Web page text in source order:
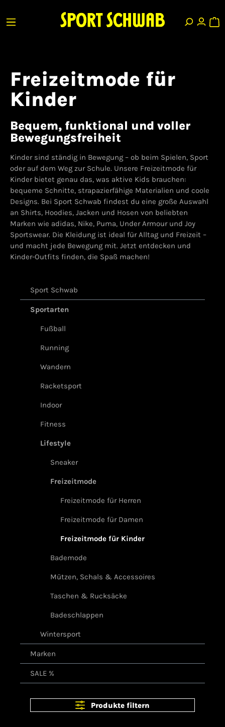
Freizeitmode für
Kinder
Bequem, funktional und voller
Bewegungsfreiheit
Kinder sind ständig in Bewegung – ob beim Spielen, Sport
oder auf dem Weg zur Schule. Unsere Freizeitmode für
Kinder bietet genau das, was aktive Kids brauchen:
bequeme Schnitte, strapazierfähige Materialien und coole
Designs. Bei Sport Schwab findest du eine große Auswahl
an Shirts, Hoodies, Jacken und Hosen von beliebten
Marken wie adidas, Nike, Puma, Under Armour und Joy
Sportswear. Die Kleidung ist ideal für Alltag und Freizeit –
und macht jede Bewegung mit. Jetzt entdecken und
Kinder-Outfits finden, die Spaß machen!
Sport Schwab
Sportarten
Fußball
Running
Wandern
Racketsport
Indoor
Fitness
Lifestyle
Sneaker
Freizeitmode
Freizeitmode für Herren
Freizeitmode für Damen
Freizeitmode für Kinder
Bademode
Mützen, Schals & Accessoires
Taschen & Rucksäcke
Badeschlappen
Wintersport
Marken
SALE %
Produkte filtern